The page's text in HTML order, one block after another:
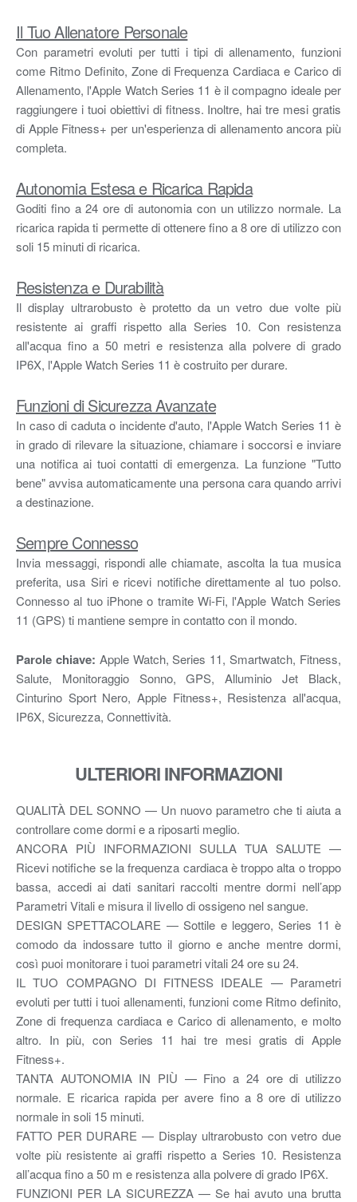
Il Tuo Allenatore Personale
Con parametri evoluti per tutti i tipi di allenamento, funzioni
come Ritmo Definito, Zone di Frequenza Cardiaca e Carico di
Allenamento, l'Apple Watch Series 11 è il compagno ideale per
raggiungere i tuoi obiettivi di fitness. Inoltre, hai tre mesi gratis
di Apple Fitness+ per un'esperienza di allenamento ancora più
completa.
Autonomia Estesa e Ricarica Rapida
Goditi fino a 24 ore di autonomia con un utilizzo normale. La
ricarica rapida ti permette di ottenere fino a 8 ore di utilizzo con
soli 15 minuti di ricarica.
Resistenza e Durabilità
Il display ultrarobusto è protetto da un vetro due volte più
resistente ai graffi rispetto alla Series 10. Con resistenza
all'acqua fino a 50 metri e resistenza alla polvere di grado
IP6X, l'Apple Watch Series 11 è costruito per durare.
Funzioni di Sicurezza Avanzate
In caso di caduta o incidente d'auto, l'Apple Watch Series 11 è
in grado di rilevare la situazione, chiamare i soccorsi e inviare
una notifica ai tuoi contatti di emergenza. La funzione "Tutto
bene" avvisa automaticamente una persona cara quando arrivi
a destinazione.
Sempre Connesso
Invia messaggi, rispondi alle chiamate, ascolta la tua musica
preferita, usa Siri e ricevi notifiche direttamente al tuo polso.
Connesso al tuo iPhone o tramite Wi-Fi, l'Apple Watch Series
11 (GPS) ti mantiene sempre in contatto con il mondo.
Parole chiave: Apple Watch, Series 11, Smartwatch, Fitness,
Salute, Monitoraggio Sonno, GPS, Alluminio Jet Black,
Cinturino Sport Nero, Apple Fitness+, Resistenza all'acqua,
IP6X, Sicurezza, Connettività.
ULTERIORI INFORMAZIONI
QUALITÀ DEL SONNO — Un nuovo parametro che ti aiuta a
controllare come dormi e a riposarti meglio.
ANCORA PIÙ INFORMAZIONI SULLA TUA SALUTE —
Ricevi notifiche se la frequenza cardiaca è troppo alta o troppo
bassa, accedi ai dati sanitari raccolti mentre dormi nell’app
Parametri Vitali e misura il livello di ossigeno nel sangue.
DESIGN SPETTACOLARE — Sottile e leggero, Series 11 è
comodo da indossare tutto il giorno e anche mentre dormi,
così puoi monitorare i tuoi parametri vitali 24 ore su 24.
IL TUO COMPAGNO DI FITNESS IDEALE — Parametri
evoluti per tutti i tuoi allenamenti, funzioni come Ritmo definito,
Zone di frequenza cardiaca e Carico di allenamento, e molto
altro. In più, con Series 11 hai tre mesi gratis di Apple
Fitness+.
TANTA AUTONOMIA IN PIÙ — Fino a 24 ore di utilizzo
normale. E ricarica rapida per avere fino a 8 ore di utilizzo
normale in soli 15 minuti.
FATTO PER DURARE — Display ultrarobusto con vetro due
volte più resistente ai graffi rispetto a Series 10. Resistenza
all’acqua fino a 50 m e resistenza alla polvere di grado IP6X.
FUNZIONI PER LA SICUREZZA — Se hai avuto una brutta